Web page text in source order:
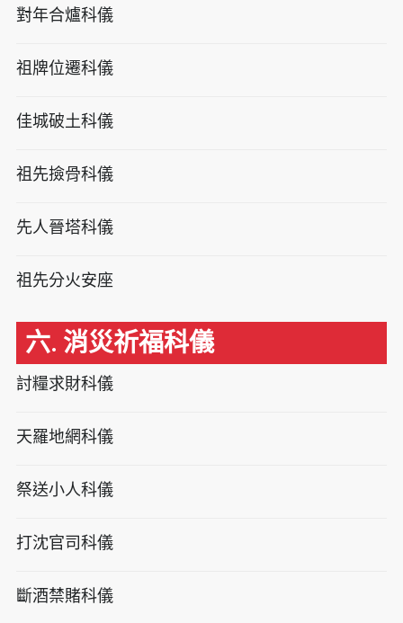
對年合爐科儀
祖牌位遷科儀
佳城破土科儀
祖先撿骨科儀
先人晉塔科儀
祖先分火安座
六. 消災祈福科儀
討糧求財科儀
天羅地網科儀
祭送小人科儀
打沈官司科儀
斷酒禁賭科儀